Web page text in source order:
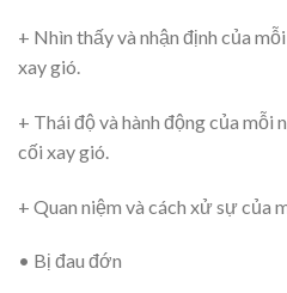
+ Nhìn thấy và nhận định của
xay gió.
+ Thái độ và hành động của
cối xay gió.
+ Quan niệm và cách xử sự của
• Bị đau đớn